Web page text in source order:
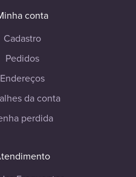
conta
Cadastro
Pedidos
Endereços
da conta
perdida